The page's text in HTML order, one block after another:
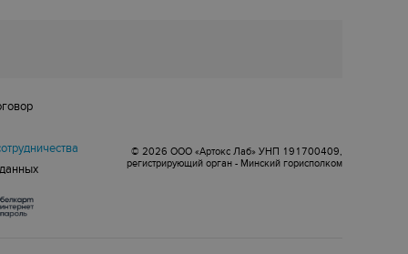
© 2026 ООО «Артокс Лаб» УНП 191700409,
регистрирующий орган - Минский горисполком